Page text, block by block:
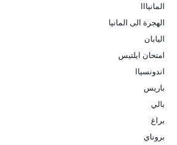
المانيااا
الهجرة الى المانيا
اليابان
امتحان ايلتيس
اندونسياا
باريس
بالي
براغ
بروناي